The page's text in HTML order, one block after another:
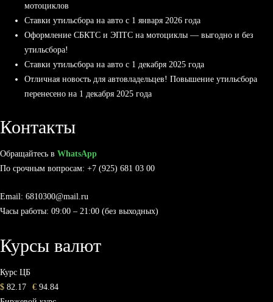
мотоциклов
Ставки утильсбора на авто с 1 января 2026 года
Оформление СБКТС и ЭПТС на мотоциклы — выгодно и без
утильсбора!
Ставки утильсбора на авто с 1 декабря 2025 года
Отличная новость для автовладельцев! Повышение утильсбора
перенесено на 1 декабря 2025 года
Контакты
Обращайтесь в WhatsApp
По срочным вопросам: +7 (925) 681 03 00
Email: 6810300@mail.ru
Часы работы: 09:00 – 21:00 (без выходных)
Курсы валют
Курс ЦБ
$ 82.17 € 94.84